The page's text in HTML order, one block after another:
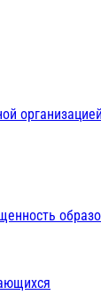
организацией